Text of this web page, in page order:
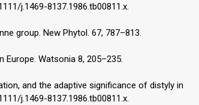
j.1469-8137.1986.tb00811.x.
group. New Phytol. 67, 787–813.
Europe. Watsonia 8, 205–235.
and the adaptive significance of distyly in
j.1469-8137.1986.tb00811.x.